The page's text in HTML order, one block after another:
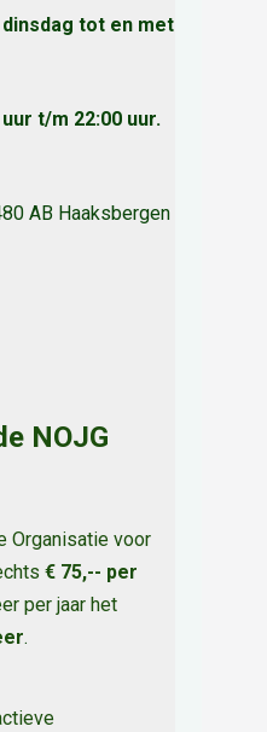
dinsdag tot en met
t/m 22:00 uur.
AB Haaksbergen
NOJG
Organisatie voor
€ 75,-- per
per jaar het
.